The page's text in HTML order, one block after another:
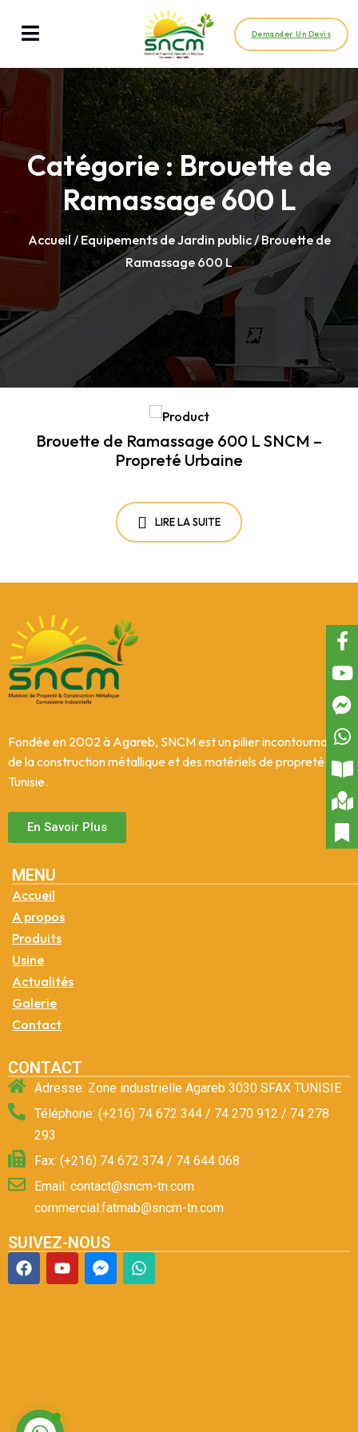
Demander Un Devis
Catégorie :Brouette de
Ramassage 600 L
Accueil /Equipements de Jardin public/ Brouette de
Ramassage 600 L
Brouette de Ramassage 600 L SNCM –
Propreté Urbaine
LIRE LA SUITE
Fondée en 2002 à Agareb, SNCM est un pilier incontournable
de la construction métallique et des matériels de propreté en
Tunisie.
En Savoir Plus
MENU
Accueil
A propos
Produits
Usine
Actualités
Galerie
Contact
CONTACT
Adresse: Zone industrielle Agareb 3030 SFAX TUNISIE
Téléphone: (+216) 74 672 344 / 74 270 912 / 74 278
293
Fax: (+216) 74 672 374 / 74 644 068
Email: contact@sncm-tn.com
commercial.fatmab@sncm-tn.com
SUIVEZ-NOUS